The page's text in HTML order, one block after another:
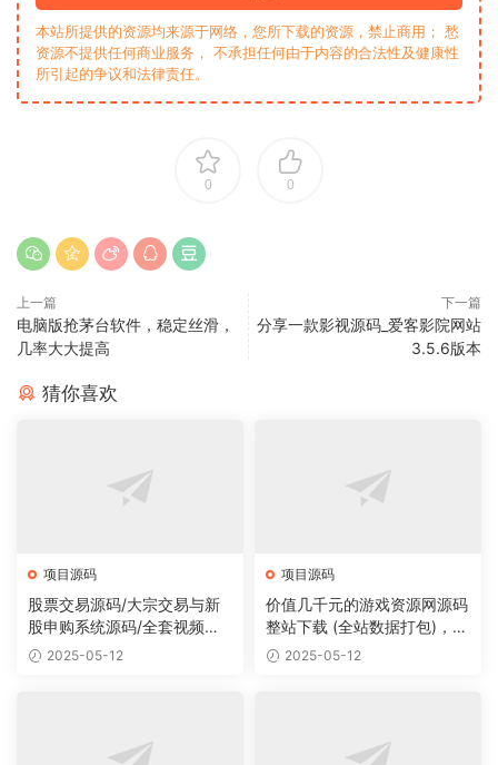
本站所提供的资源均来源于网络，您所下载的资源，禁止商用； 愁
资源不提供任何商业服务， 不承担任何由于内容的合法性及健康性
所引起的争议和法律责任。
0 0
上一篇
电脑版抢茅台软件，稳定丝滑，
几率大大提高
下一篇
分享一款影视源码_爱客影院网站
3.5.6版本
猜你喜欢
项目源码
股票交易源码/大宗交易与新
股申购系统源码/全套视频教
程 2025-05-12
项目源码
价值几千元的游戏资源网源码
整站下载 (全站数据打包)，数
据里面有200多个宝贝。
2025-05-12